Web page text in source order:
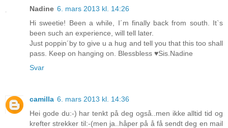
Nadine 6. mars 2013 kl. 14:26
Hi sweetie! Been a while, I´m finally back from south. It`s
been such an experience, will tell later.
Just poppin´by to give u a hug and tell you that this too shall
pass. Keep on hanging on. Blessbless ♥Sis.Nadine
Svar
camilla 6. mars 2013 kl. 14:36
Hei gode du:-) har tenkt på deg også..men ikke alltid tid og
krefter strekker til:-(men ja..håper på å få sendt deg en mail